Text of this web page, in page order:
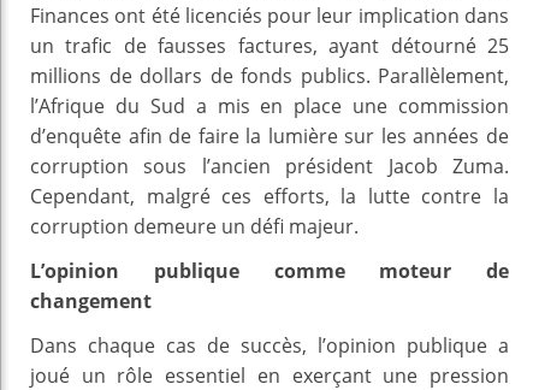
Finances ont été licenciés pour leur implication dans
un trafic de fausses factures, ayant détourné 25
millions de dollars de fonds publics. Parallèlement,
l’Afrique du Sud a mis en place une commission
d’enquête afin de faire la lumière sur les années de
corruption sous l’ancien président Jacob Zuma.
Cependant, malgré ces efforts, la lutte contre la
corruption demeure un défi majeur.
L’opinion publique comme moteur de
changement
Dans chaque cas de succès, l’opinion publique a
joué un rôle essentiel en exerçant une pression